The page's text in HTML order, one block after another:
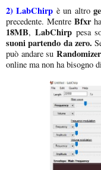
2)LabChirp è un altro
precedente. MentreBfxr
18MB, LabChirppesa
suoni partendo da zero.
può andare su Randomizer
online ma non ha bisogno